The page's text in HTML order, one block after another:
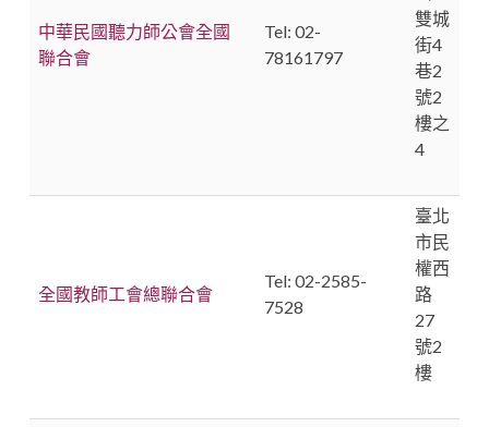
中華民國聽力師公會全國
聯合會
Tel: 02-
78161797
雙城
街4
巷2
號2
樓之
4
全國教師工會總聯合會
Tel: 02-2585-
7528
臺北
市民
權西
路
27
號2
樓